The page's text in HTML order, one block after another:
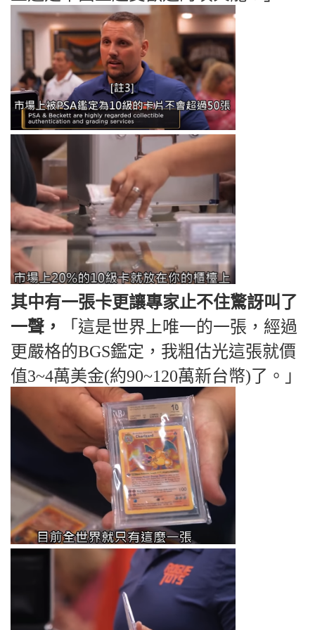
其中有一張卡更讓專家止不住驚訝叫了
一聲，
「這是世界上唯一的一張，經過
更嚴格的BGS鑑定，我粗估光這張就價
值3~4萬美金(約90~120萬新台幣)了。」